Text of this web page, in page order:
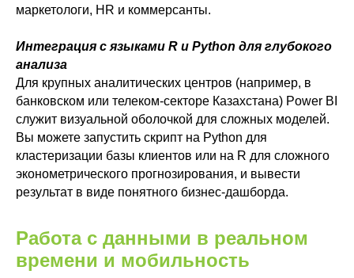
маркетологи, HR и коммерсанты.
Интеграция с языками R и Python для глубокого
анализа
Для крупных аналитических центров (например, в
банковском или телеком-секторе Казахстана) Power BI
служит визуальной оболочкой для сложных моделей.
Вы можете запустить скрипт на Python для
кластеризации базы клиентов или на R для сложного
эконометрического прогнозирования, и вывести
результат в виде понятного бизнес-дашборда.
Работа с данными в реальном
времени и мобильность